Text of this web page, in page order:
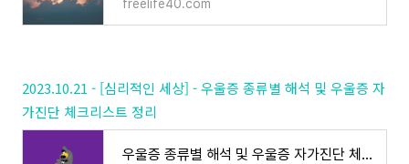
freelife40.com
2023.10.21 - [심리적인 세상] - 우울증 종류별 해석 및 우울증 자
가진단 체크리스트 정리
우울증 종류별 해석 및 우울증 자가진단 체크리스트 정리